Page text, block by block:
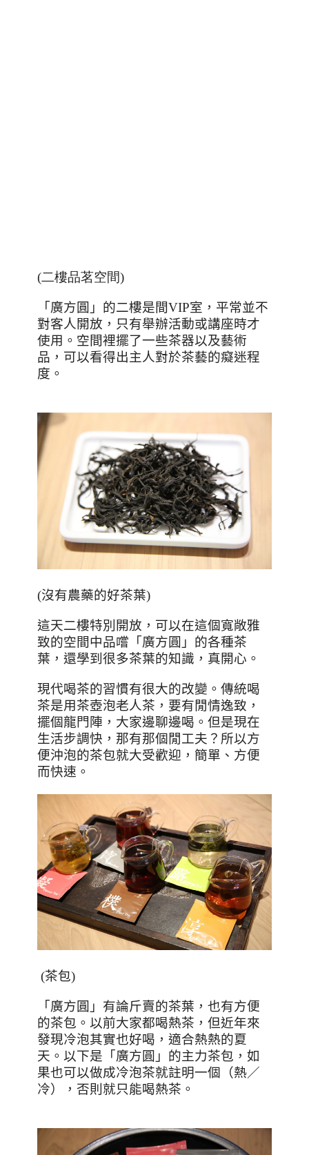
(二樓品茗空間)
「廣方圓」的二樓是間VIP室，平常並不
對客人開放，只有舉辦活動或講座時才
使用。空間裡擺了一些茶器以及藝術
品，可以看得出主人對於茶藝的癡迷程
度。
(沒有農藥的好茶葉)
這天二樓特別開放，可以在這個寬敞雅
致的空間中品嚐「廣方圓」的各種茶
葉，還學到很多茶葉的知識，真開心。
現代喝茶的習慣有很大的改變。傳統喝
茶是用茶壺泡老人茶，要有閒情逸致，
擺個龍門陣，大家邊聊邊喝。但是現在
生活步調快，那有那個閒工夫？所以方
便沖泡的茶包就大受歡迎，簡單、方便
而快速。
(茶包)
「廣方圓」有論斤賣的茶葉，也有方便
的茶包。以前大家都喝熱茶，但近年來
發現冷泡其實也好喝，適合熱熱的夏
天。以下是「廣方圓」的主力茶包，如
果也可以做成冷泡茶就註明一個（熱／
冷），否則就只能喝熱茶。